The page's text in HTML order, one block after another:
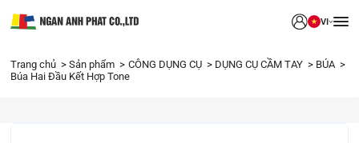
VI
Trang chủ Sản phẩm CÔNG DỤNG CỤ DỤNG CỤ CẦM TAY
BÚA
Búa Hai Đầu Kết Hợp Tone